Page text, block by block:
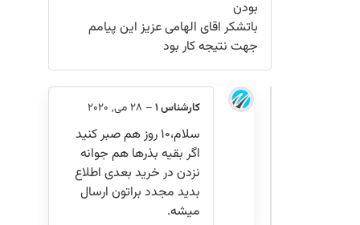
باتشکر اقای الهامی عزیز این پیامم
جهت نتیجه کار بود
کارشناس 1 –28 می, 2020
سلام،۱۰ روز هم صبر کنید
اگر بقیه بذرها هم جوانه
نزدن در خرید بعدی اطلاع
بدید مجدد براتون ارسال
میشه.